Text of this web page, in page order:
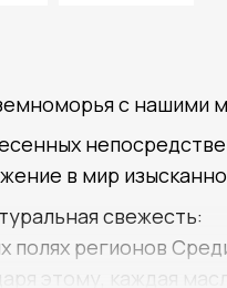
с нашими
в мир
свежесть:
регионов
этому, каждая